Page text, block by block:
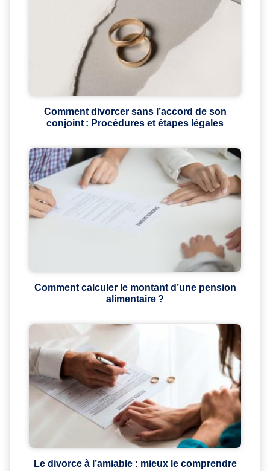
Comment divorcer sans l’accord de son
conjoint : Procédures et étapes légales
Comment calculer le montant d’une pension
alimentaire ?
Le divorce à l’amiable : mieux le comprendre